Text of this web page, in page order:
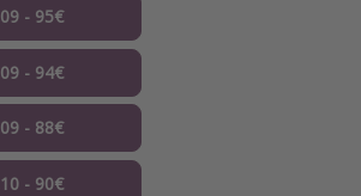
- 95€
- 94€
- 88€
- 90€